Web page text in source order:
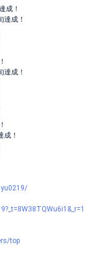
成！
達成！
達成！
成！
top